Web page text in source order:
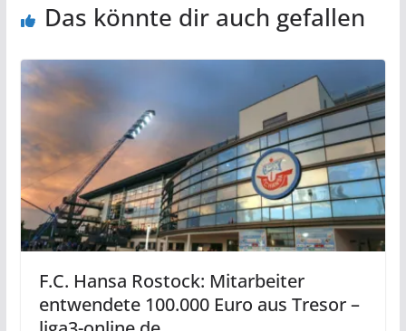
Das könnte dir auch gefallen
F.C. Hansa Rostock: Mitarbeiter
entwendete 100.000 Euro aus Tresor –